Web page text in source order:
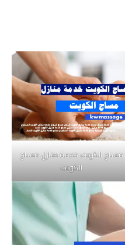
مساج الكويت خدمة منازل مساج
الكويت